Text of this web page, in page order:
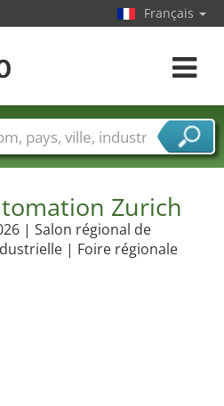
Zurich
| Salon régional de
| Foire régionale
Français
Toggle
Villes
Secteurs de foire